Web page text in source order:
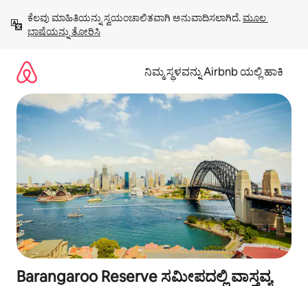
ಹೋಗಿ
ಕೆಲವು ಮಾಹಿತಿಯನ್ನು ಸ್ವಯಂಚಾಲಿತವಾಗಿ ಅನುವಾದಿಸಲಾಗಿದೆ. ಮೂಲ
ಭಾಷೆಯನ್ನು ತೋರಿಸಿ
ನಿಮ್ಮ ಸ್ಥಳವನ್ನು Airbnb ಯಲ್ಲಿ ಹಾಕಿ
Barangaroo Reserve ಸಮೀಪದಲ್ಲಿ ವಾಸ್ತವ್ಯ